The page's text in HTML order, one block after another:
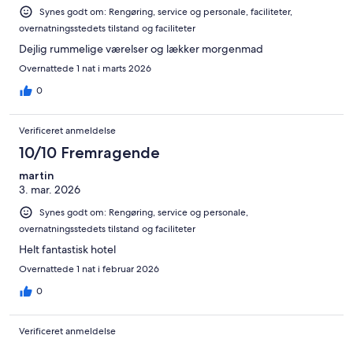
Synes godt om: Rengøring, service og personale, faciliteter,
overnatningsstedets tilstand og faciliteter
Dejlig rummelige værelser og lækker morgenmad
Overnattede 1 nat i marts 2026
0
Verificeret anmeldelse
10/10 Fremragende
martin
3. mar. 2026
Synes godt om: Rengøring, service og personale,
overnatningsstedets tilstand og faciliteter
Helt fantastisk hotel
Overnattede 1 nat i februar 2026
0
Verificeret anmeldelse